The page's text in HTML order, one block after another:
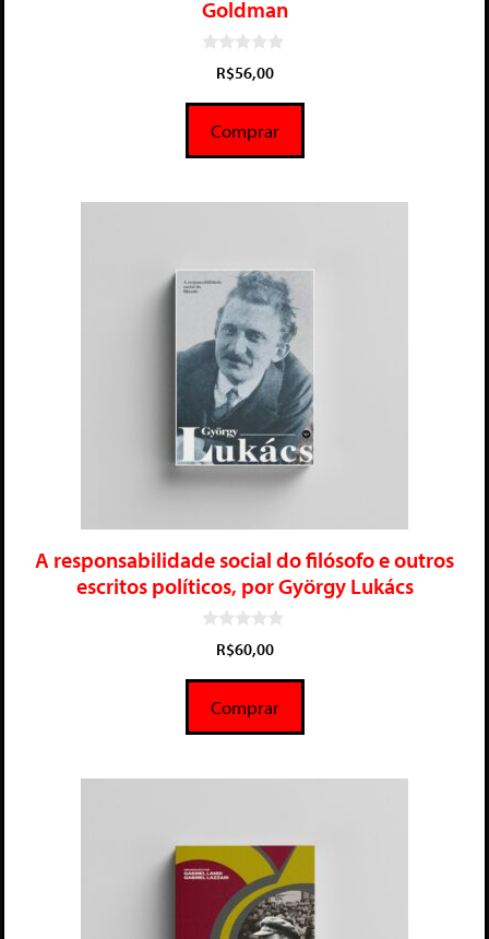
Goldman
5
R$56,00
Comprar
A responsabilidade social do filósofo e outros
escritos políticos, por György Lukács
5
R$60,00
Comprar